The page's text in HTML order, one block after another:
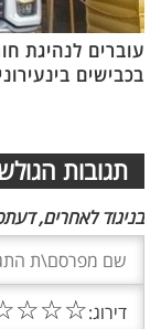
עוברים לנהיגת
בכבישים
תגובות
בניגוד לאחרים,
דירוג:☆
☆
☆